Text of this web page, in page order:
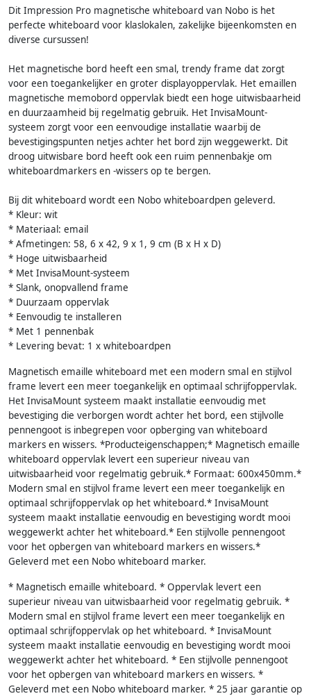
Dit Impression Pro magnetische whiteboard van Nobo is het
perfecte whiteboard voor klaslokalen, zakelijke bijeenkomsten en
diverse cursussen!
Het magnetische bord heeft een smal, trendy frame dat zorgt
voor een toegankelijker en groter displayoppervlak. Het emaillen
magnetische memobord oppervlak biedt een hoge uitwisbaarheid
en duurzaamheid bij regelmatig gebruik. Het InvisaMount-
systeem zorgt voor een eenvoudige installatie waarbij de
bevestigingspunten netjes achter het bord zijn weggewerkt. Dit
droog uitwisbare bord heeft ook een ruim pennenbakje om
whiteboardmarkers en -wissers op te bergen.
Bij dit whiteboard wordt een Nobo whiteboardpen geleverd.
* Kleur: wit
* Materiaal: email
* Afmetingen: 58, 6 x 42, 9 x 1, 9 cm (B x H x D)
* Hoge uitwisbaarheid
* Met InvisaMount-systeem
* Slank, onopvallend frame
* Duurzaam oppervlak
* Eenvoudig te installeren
* Met 1 pennenbak
* Levering bevat: 1 x whiteboardpen
Magnetisch emaille whiteboard met een modern smal en stijlvol
frame levert een meer toegankelijk en optimaal schrijfoppervlak.
Het InvisaMount systeem maakt installatie eenvoudig met
bevestiging die verborgen wordt achter het bord, een stijlvolle
pennengoot is inbegrepen voor opberging van whiteboard
markers en wissers. *Producteigenschappen;* Magnetisch emaille
whiteboard oppervlak levert een superieur niveau van
uitwisbaarheid voor regelmatig gebruik.* Formaat: 600x450mm.*
Modern smal en stijlvol frame levert een meer toegankelijk en
optimaal schrijfoppervlak op het whiteboard.* InvisaMount
systeem maakt installatie eenvoudig en bevestiging wordt mooi
weggewerkt achter het whiteboard.* Een stijlvolle pennengoot
voor het opbergen van whiteboard markers en wissers.*
Geleverd met een Nobo whiteboard marker.
* Magnetisch emaille whiteboard. * Oppervlak levert een
superieur niveau van uitwisbaarheid voor regelmatig gebruik. *
Modern smal en stijlvol frame levert een meer toegankelijk en
optimaal schrijfoppervlak op het whiteboard. * InvisaMount
systeem maakt installatie eenvoudig en bevestiging wordt mooi
weggewerkt achter het whiteboard. * Een stijlvolle pennengoot
voor het opbergen van whiteboard markers en wissers. *
Geleverd met een Nobo whiteboard marker. * 25 jaar garantie op